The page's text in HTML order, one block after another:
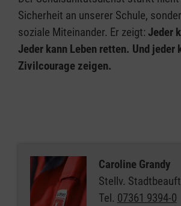
Sicherheit an unserer Schule,
soziale Miteinander. Er zeigt: Jeder
Jeder kann Leben retten. Und jeder
Zivilcourage zeigen.
Caroline Grandy
Stellv.
Tel. 07361 9394-0